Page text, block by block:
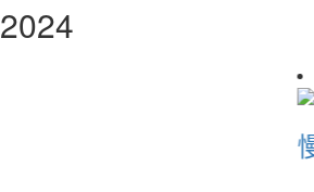
2024
慢行系统彩色防滑薄层铺装